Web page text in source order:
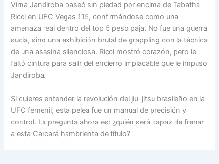
Virna Jandiroba paseó sin piedad por encima de Tabatha
Ricci en UFC Vegas 115, confirmándose como una
amenaza real dentro del top 5 peso paja. No fue una guerra
sucia, sino una exhibición brutal de grappling con la técnica
de una asesina silenciosa. Ricci mostró corazón, pero le
faltó cintura para salir del encierro implacable que le impuso
Jandiroba.
Si quieres entender la revolución del jiu-jitsu brasileño en la
UFC femenil, esta pelea fue un manual de precisión y
control. La pregunta ahora es: ¿quién será capaz de frenar
a esta Carcará hambrienta de título?